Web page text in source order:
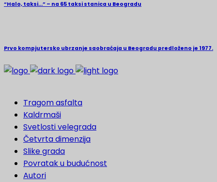
“Halo, taksi…” – na 65 taksi stanica u Beogradu
Prvo kompjutersko ubrzanje saobraćaja u Beogradu predloženo je 1977.
Tragom asfalta
Kaldrmaši
Svetlosti velegrada
Četvrta dimenzija
Slike grada
Povratak u budućnost
Autori